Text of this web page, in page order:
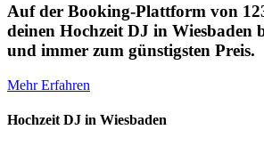
Auf der Booking-Plattform von
deinen Hochzeit DJ in Wiesbaden
und immer zum günstigsten Preis.
Mehr Erfahren
Hochzeit DJ in Wiesbaden